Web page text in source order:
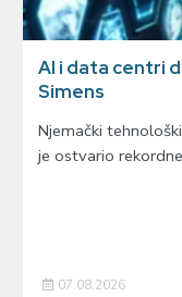
AI i data centri
Simens
Njemački
je ostvario
07.08.2026